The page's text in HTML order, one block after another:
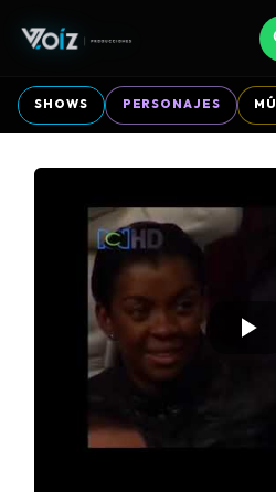
SHOWS PERSONAJES